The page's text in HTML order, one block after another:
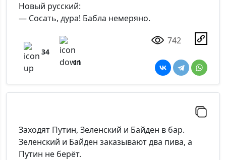
Новый русский:
— Сосать, дура! Бабла немеряно.
34
11
742
Заходят Путин, Зеленский и Байден в бар.
Зеленский и Байден заказывают два пива, а
Путин не берёт.